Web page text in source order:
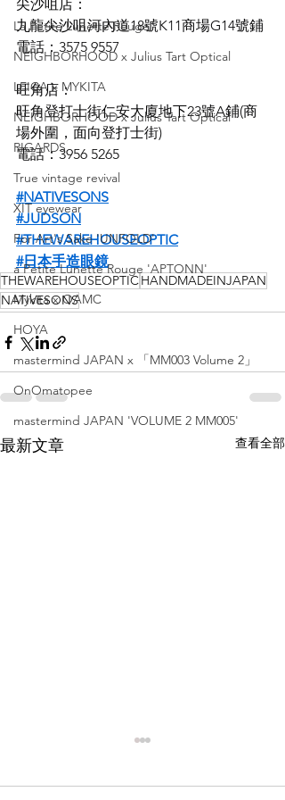
La Petite Lunette Rouge
NEIGHBORHOOD x Julius Tart Optical
LEICA x MYKITA
NEIGHBORHOOD x Julius Tart Optical
RIGARDS
True vintage revival
XIT eyewear
For Art's Sake 'UNFOLD'
a Petite Lunette Rouge 'APTONN'
Mykita x OAMC
HOYA
mastermind JAPAN x 「MM003 Volume 2」
OnOmatopee
mastermind JAPAN 'VOLUME 2 MM005'
尖沙咀店：
九龍尖沙咀河內道18號K11商場G14號鋪
電話：3575 9557
旺角店：
旺角登打士街仁安大廈地下23號A鋪(商
場外圍，面向登打士街)
電話：3956 5265
#NATIVESONS
#JUDSON
#THEWAREHOUSEOPTIC
#日本手造眼鏡
THEWAREHOUSEOPTICHANDMADEINJAPAN
NATIVESONS
最新文章 查看全部